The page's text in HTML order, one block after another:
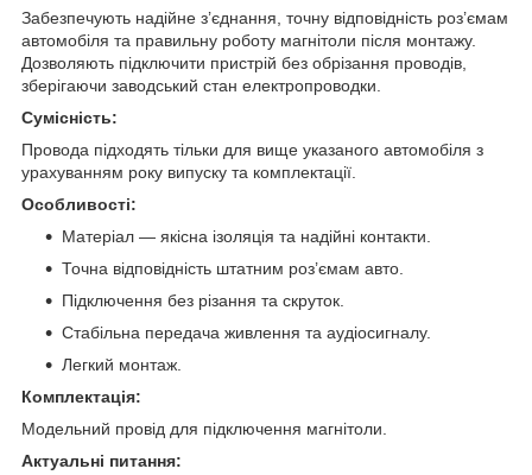
Забезпечують надійне з’єднання, точну відповідність роз’ємам
автомобіля та правильну роботу магнітоли після монтажу.
Дозволяють підключити пристрій без обрізання проводів,
зберігаючи заводський стан електропроводки.
Сумісність:
Провода підходять тільки для вище указаного автомобіля з
урахуванням року випуску та комплектації.
Особливості:
Матеріал — якісна ізоляція та надійні контакти.
Точна відповідність штатним роз’ємам авто.
Підключення без різання та скруток.
Стабільна передача живлення та аудіосигналу.
Легкий монтаж.
Комплектація:
Модельний провід для підключення магнітоли.
Актуальні питання: